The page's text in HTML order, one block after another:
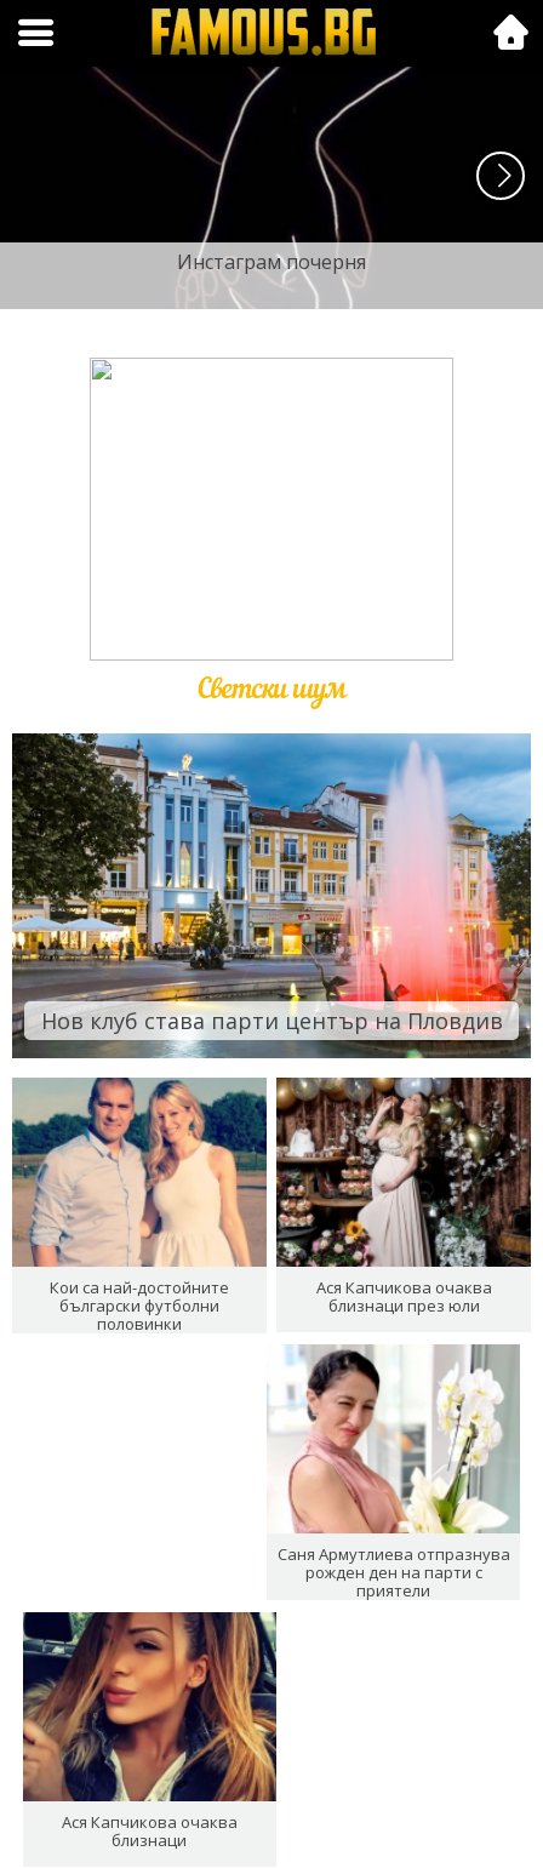
Folk.bg
Инстаграм почерня
Светски шум
Нов клуб става парти център на Пловдив
Кои са най-достойните
български футболни
половинки
Ася Капчикова очаква
близнаци през юли
Саня Армутлиева отпразнува
рожден ден на парти с
приятели
Ася Капчикова очаква
близнаци